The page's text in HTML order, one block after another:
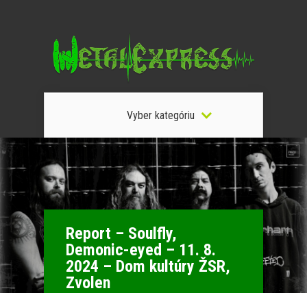
Vyber kategóriu
Report – Soulfly,
Demonic-eyed – 11. 8.
2024 – Dom kultúry ŽSR,
Zvolen